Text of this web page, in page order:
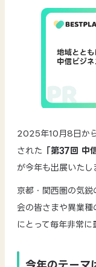
2025年10月8日か
された 「第37回 中
が今年も出展いたし
京都・関西圏の気鋭
会の皆さまや異業種
にとって毎年非常に
今年のテーマ